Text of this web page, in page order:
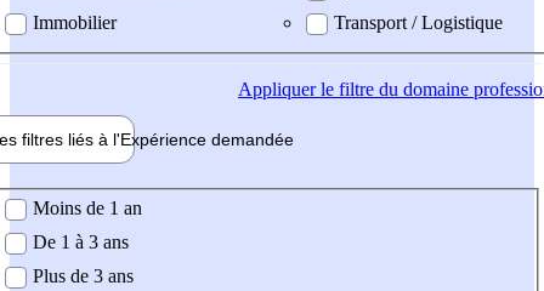
Immobilier
Transport / Logistique
Appliquerle filtre du domaine
filtres liés à l'Expérience demandée
demandée
Moins de 1 an
De 1 à 3 ans
Plus de 3 ans